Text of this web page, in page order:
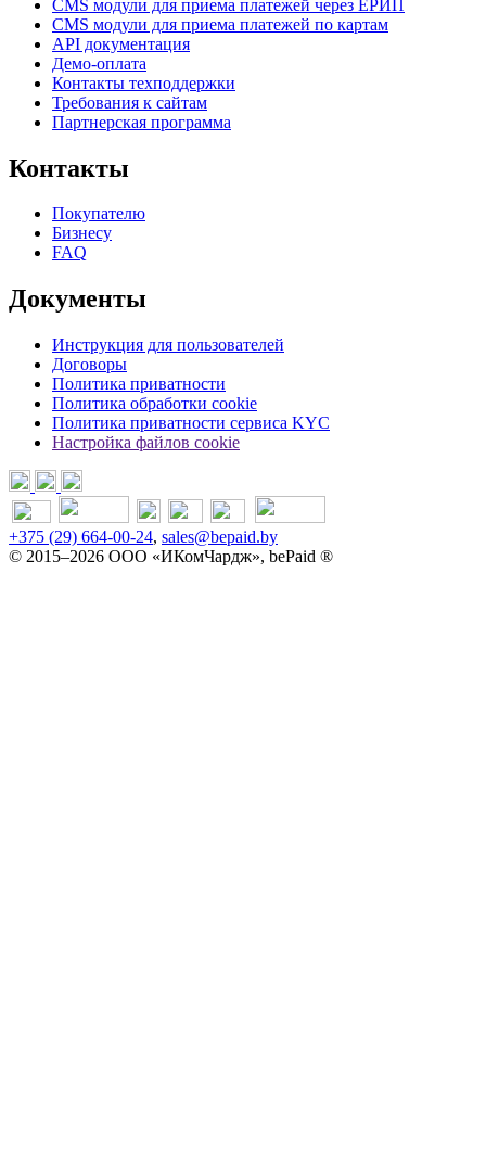
CMS модули для приема платежей через ЕРИП
CMS модули для приема платежей по картам
API документация
Демо-оплата
Контакты техподдержки
Требования к сайтам
Партнерская программа
Контакты
Покупателю
Бизнесу
FAQ
Документы
Инструкция для пользователей
Договоры
Политика приватности
Политика обработки cookie
Политика приватности сервиса KYC
Настройка файлов cookie
+375 (29) 664-00-24, sales@bepaid.by
© 2015–2026 ООО «ИКомЧардж», bePaid ®